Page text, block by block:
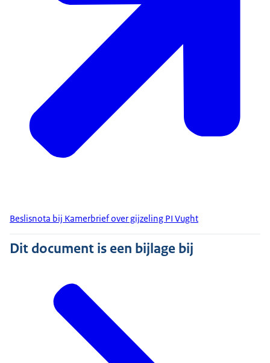
Beslisnota bij Kamerbrief over gijzeling PI Vught
Dit document is een bijlage bij